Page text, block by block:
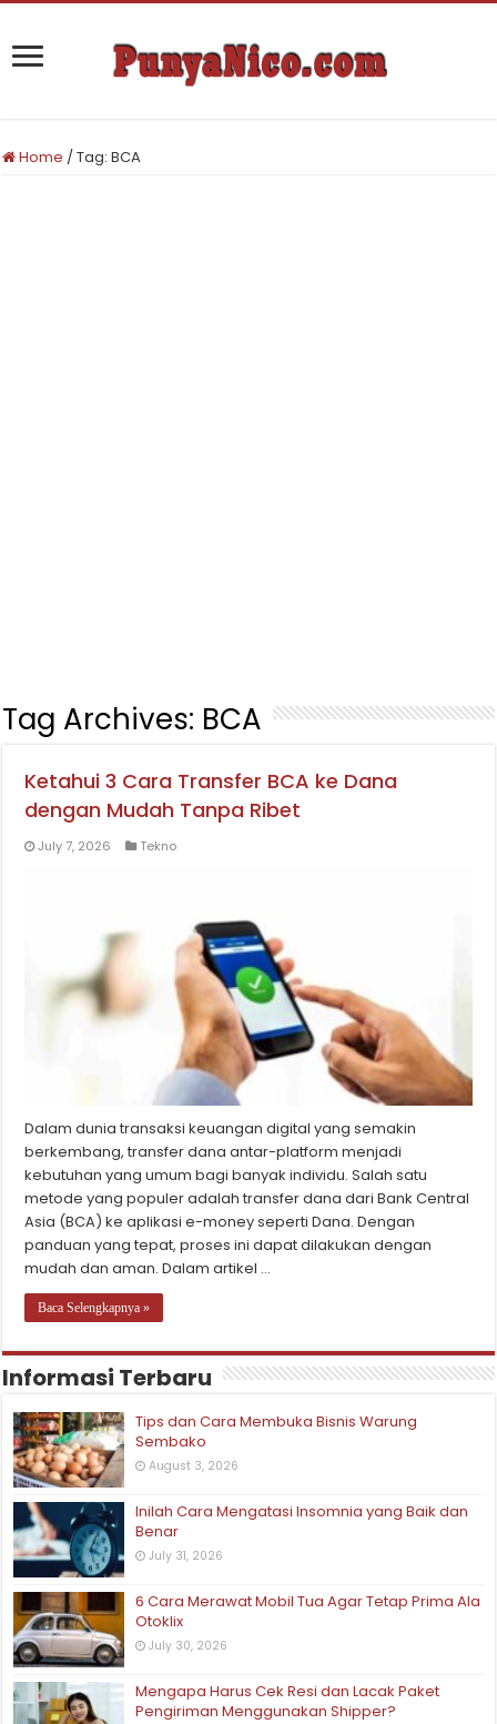
Home /Tag:BCA
Tag Archives: BCA
Ketahui 3 Cara Transfer BCA ke Dana
dengan Mudah Tanpa Ribet
July 7, 2026 Tekno
Dalam dunia transaksi keuangan digital yang semakin
berkembang, transfer dana antar-platform menjadi
kebutuhan yang umum bagi banyak individu. Salah satu
metode yang populer adalah transfer dana dari Bank Central
Asia (BCA) ke aplikasi e-money seperti Dana. Dengan
panduan yang tepat, proses ini dapat dilakukan dengan
mudah dan aman. Dalam artikel …
Baca Selengkapnya »
Informasi Terbaru
Tips dan Cara Membuka Bisnis Warung
Sembako
August 3, 2026
Inilah Cara Mengatasi Insomnia yang Baik dan
Benar
July 31, 2026
6 Cara Merawat Mobil Tua Agar Tetap Prima Ala
Otoklix
July 30, 2026
Mengapa Harus Cek Resi dan Lacak Paket
Pengiriman Menggunakan Shipper?